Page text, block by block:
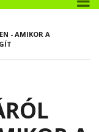
- AMIKOR A